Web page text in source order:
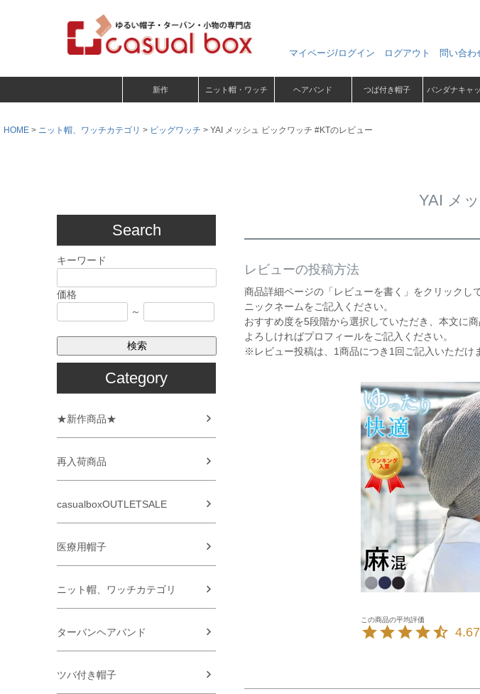
マイページ/ログイン ログアウト 問い合わ
新作 ニット帽・ワッチ ヘアバンド つば付き帽子 バンダナキャ
HOME ニット帽、ワッチカテゴリ ビッグワッチ YAI メッシュ ビックワッチ #KTのレビュー
Search
キーワード
価格
～
検索
Category
★新作商品★
再入荷商品
casualboxOUTLETSALE
医療用帽子
ニット帽、ワッチカテゴリ
ターバンヘアバンド
ツバ付き帽子
YAI メ
レビューの投稿方法
商品詳細ページの「レビューを書く」をクリックし
ニックネームをご記入ください。
おすすめ度を5段階から選択していただき、本文に
よろしければプロフィールをご記入ください。
※レビュー投稿は、1商品につき1回ご記入いただけ
4.67